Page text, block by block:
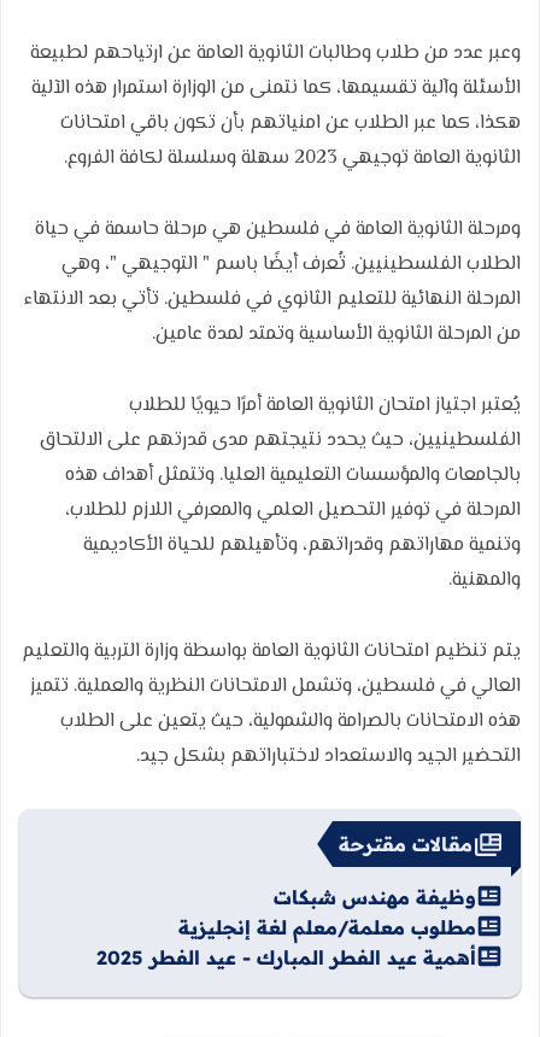
وعبر عدد من طلاب وطالبات الثانوية العامة عن ارتياحهم لطبيعة
الأسئلة وآلية تقسيمها، كما نتمنى من الوزارة استمرار هذه الآلية
هكذا، كما عبر الطلاب عن امنياتهم بأن تكون باقي امتحانات
الثانوية العامة توجيهي 2023 سهلة وسلسلة لكافة الفروع.
ومرحلة الثانوية العامة في فلسطين هي مرحلة حاسمة في حياة
الطلاب الفلسطينيين. تُعرف أيضًا باسم " التوجيهي "، وهي
المرحلة النهائية للتعليم الثانوي في فلسطين. تأتي بعد الانتهاء
من المرحلة الثانوية الأساسية وتمتد لمدة عامين.
يُعتبر اجتياز امتحان الثانوية العامة أمرًا حيويًا للطلاب
الفلسطينيين، حيث يحدد نتيجتهم مدى قدرتهم على الالتحاق
بالجامعات والمؤسسات التعليمية العليا. وتتمثل أهداف هذه
المرحلة في توفير التحصيل العلمي والمعرفي اللازم للطلاب،
وتنمية مهاراتهم وقدراتهم، وتأهيلهم للحياة الأكاديمية
والمهنية.
يتم تنظيم امتحانات الثانوية العامة بواسطة وزارة التربية والتعليم
العالي في فلسطين، وتشمل الامتحانات النظرية والعملية. تتميز
هذه الامتحانات بالصرامة والشمولية، حيث يتعين على الطلاب
التحضير الجيد والاستعداد لاختباراتهم بشكل جيد.
مقالات مقترحة
وظيفة مهندس شبكات
مطلوب معلمة/معلم لغة إنجليزية
أهمية عيد الفطر المبارك - عيد الفطر 2025